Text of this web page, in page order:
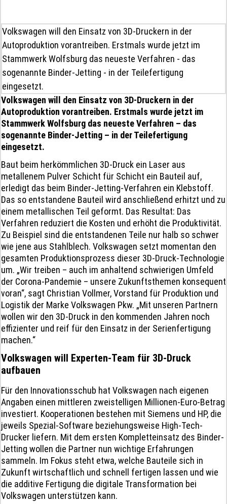
Volkswagen will den Einsatz von 3D-Druckern in der
Autoproduktion vorantreiben. Erstmals wurde jetzt im
Stammwerk Wolfsburg das neueste Verfahren - das
sogenannte Binder-Jetting - in der Teilefertigung
eingesetzt.
Volkswagen will den Einsatz von 3D-Druckern in der
Autoproduktion vorantreiben. Erstmals wurde jetzt im
Stammwerk Wolfsburg das neueste Verfahren – das
sogenannte Binder-Jetting – in der Teilefertigung
eingesetzt.
Baut beim herkömmlichen 3D-Druck ein Laser aus
metallenem Pulver Schicht für Schicht ein Bauteil auf,
erledigt das beim Binder-Jetting-Verfahren ein Klebstoff.
Das so entstandene Bauteil wird anschließend erhitzt und zu
einem metallischen Teil geformt. Das Resultat: Das
Verfahren reduziert die Kosten und erhöht die Produktivität.
Zu Beispiel sind die entstandenen Teile nur halb so schwer
wie jene aus Stahlblech. Volkswagen setzt momentan den
gesamten Produktionsprozess dieser 3D-Druck-Technologie
um. „Wir treiben – auch im anhaltend schwierigen Umfeld
der Corona-Pandemie – unsere Zukunftsthemen konsequent
voran“, sagt Christian Vollmer, Vorstand für Produktion und
Logistik der Marke Volkswagen Pkw. „Mit unseren Partnern
wollen wir den 3D-Druck in den kommenden Jahren noch
effizienter und reif für den Einsatz in der Serienfertigung
machen.“
Volkswagen will Experten-Team für 3D-Druck
aufbauen
Für den Innovationsschub hat Volkswagen nach eigenen
Angaben einen mittleren zweistelligen Millionen-Euro-Betrag
investiert. Kooperationen bestehen mit Siemens und HP, die
jeweils Spezial-Software beziehungsweise High-Tech-
Drucker liefern. Mit dem ersten Kompletteinsatz des Binder-
Jetting wollen die Partner nun wichtige Erfahrungen
sammeln. Im Fokus steht etwa, welche Bauteile sich in
Zukunft wirtschaftlich und schnell fertigen lassen und wie
die additive Fertigung die digitale Transformation bei
Volkswagen unterstützen kann.